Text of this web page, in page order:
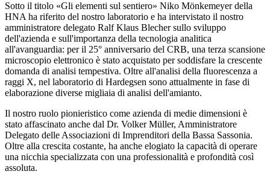
Sotto il titolo «Gli elementi sul sentiero» Niko Mönkemeyer della
HNA ha riferito del nostro laboratorio e ha intervistato il nostro
amministratore delegato Ralf Klaus Blecher sullo sviluppo
dell'azienda e sull'importanza della tecnologia analitica
all'avanguardia: per il 25° anniversario del CRB, una terza scansione
microscopio elettronico è stato acquistato per soddisfare la crescente
domanda di analisi tempestiva. Oltre all'analisi della fluorescenza a
raggi X, nel laboratorio di Hardegsen sono attualmente in fase di
elaborazione diverse migliaia di analisi dell'amianto.
Il nostro ruolo pionieristico come azienda di medie dimensioni è
stato affascinato anche dal Dr. Volker Müller, Amministratore
Delegato delle Associazioni di Imprenditori della Bassa Sassonia.
Oltre alla crescita costante, ha anche elogiato la capacità di operare
una nicchia specializzata con una professionalità e profondità così
assoluta.